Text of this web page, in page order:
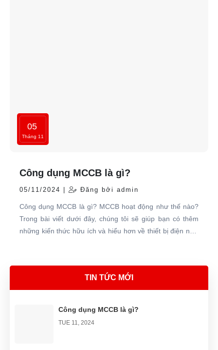
05
Tháng 11
Công dụng MCCB là gì?
05/11/2024 | Đăng bởi admin
Công dụng MCCB là gì? MCCB hoạt động như thế nào?
Trong bài viết dưới đây, chúng tôi sẽ giúp bạn có thêm
những kiến thức hữu ích và hiểu hơn về thiết bị điện này.
TIN TỨC MỚI
Công dụng MCCB là gì?
TUE 11, 2024